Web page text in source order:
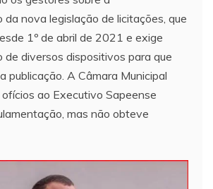
da nova legislação de licitações, que
1º de abril de 2021 e exige
de diversos dispositivos para que
publicação. A Câmara Municipal
ao Executivo Sapeense
mas não obteve